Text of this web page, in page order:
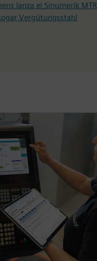
lanza el Sinumerik MTR
Vergütungsstahl